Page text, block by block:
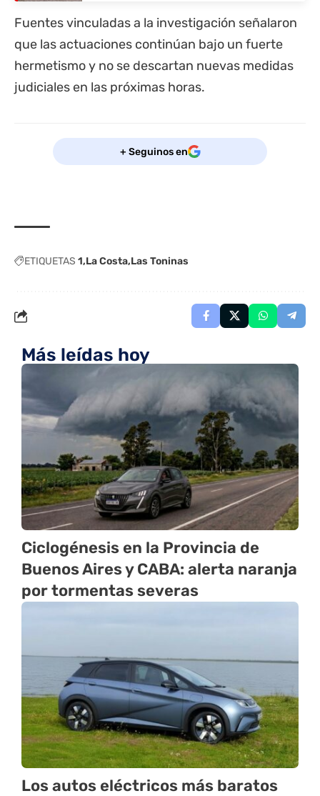
Fuentes vinculadas a la investigación señalaron
que las actuaciones continúan bajo un fuerte
hermetismo y no se descartan nuevas medidas
judiciales en las próximas horas.
+ Seguinos en
ETIQUETAS 1 La Costa Las Toninas
Más leídas hoy
Ciclogénesis en la Provincia de
Buenos Aires y CABA: alerta naranja
por tormentas severas
Los autos eléctricos más baratos